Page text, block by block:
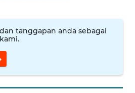
tanggapan anda sebagai